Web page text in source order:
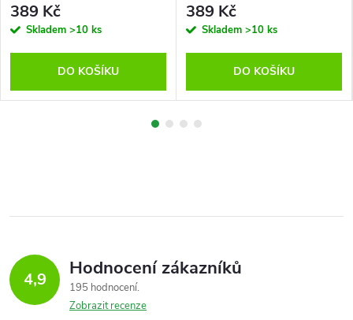
389 Kč
Skladem >10 ks
DO KOŠÍKU
389 Kč
Skladem >10 ks
DO KOŠÍKU
4,9 Hodnocení zákazníků
195 hodnocení
Zobrazit recenze